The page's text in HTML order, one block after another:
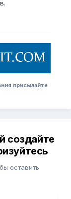
присылайте
создайте
оставить